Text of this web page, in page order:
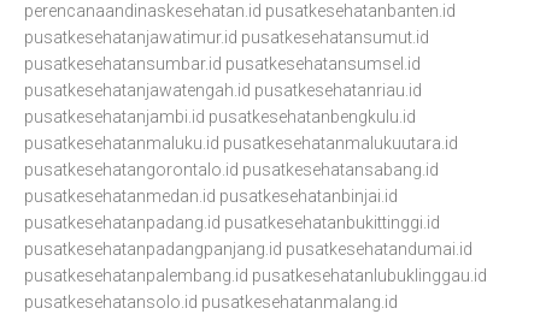
perencanaandinaskesehatan.id pusatkesehatanbanten.id
pusatkesehatanjawatimur.id pusatkesehatansumut.id
pusatkesehatansumbar.id pusatkesehatansumsel.id
pusatkesehatanjawatengah.id pusatkesehatanriau.id
pusatkesehatanjambi.id pusatkesehatanbengkulu.id
pusatkesehatanmaluku.id pusatkesehatanmalukuutara.id
pusatkesehatangorontalo.id pusatkesehatansabang.id
pusatkesehatanmedan.id pusatkesehatanbinjai.id
pusatkesehatanpadang.id pusatkesehatanbukittinggi.id
pusatkesehatanpadangpanjang.id pusatkesehatandumai.id
pusatkesehatanpalembang.id pusatkesehatanlubuklinggau.id
pusatkesehatansolo.id pusatkesehatanmalang.id